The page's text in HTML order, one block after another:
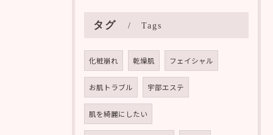
タグ Tags
化粧崩れ 乾燥肌 フェイシャル
お肌トラブル 宇部エステ
肌を綺麗にしたい